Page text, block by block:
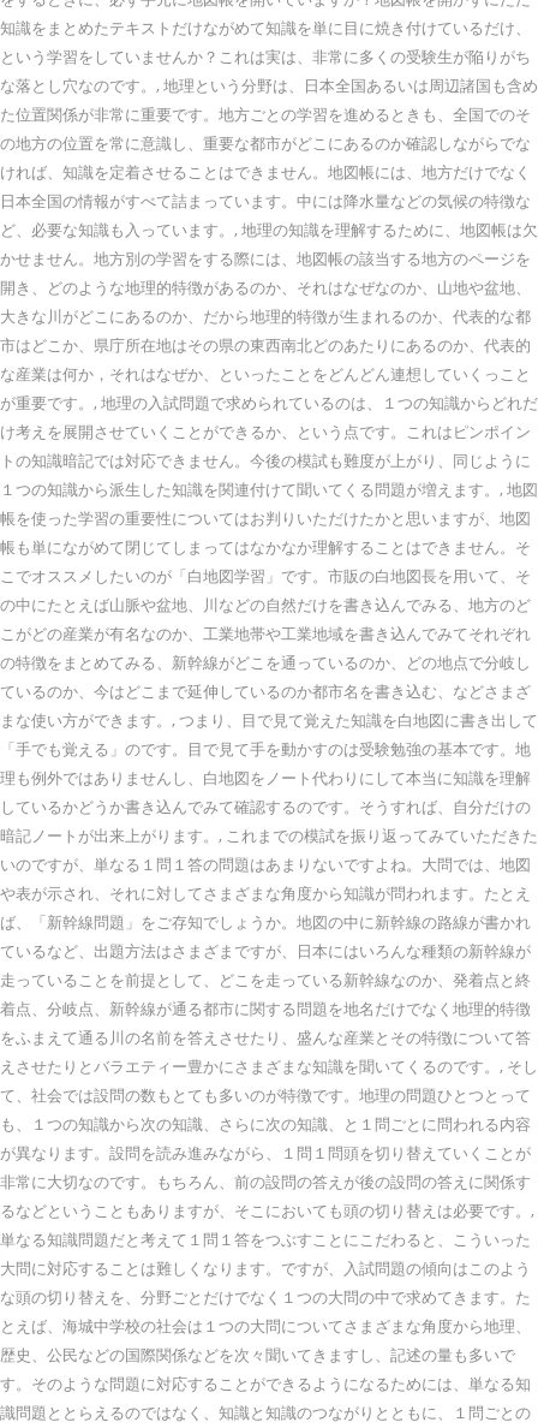
知識をまとめたテキストだけながめて知識を単に目に焼き付けているだけ、
という学習をしていませんか？これは実は、非常に多くの受験生が陥りがち
な落とし穴なのです。, 地理という分野は、日本全国あるいは周辺諸国も含め
た位置関係が非常に重要です。地方ごとの学習を進めるときも、全国でのそ
の地方の位置を常に意識し、重要な都市がどこにあるのか確認しながらでな
ければ、知識を定着させることはできません。地図帳には、地方だけでなく
日本全国の情報がすべて詰まっています。中には降水量などの気候の特徴な
ど、必要な知識も入っています。, 地理の知識を理解するために、地図帳は欠
かせません。地方別の学習をする際には、地図帳の該当する地方のページを
開き、どのような地理的特徴があるのか、それはなぜなのか、山地や盆地、
大きな川がどこにあるのか、だから地理的特徴が生まれるのか、代表的な都
市はどこか、県庁所在地はその県の東西南北どのあたりにあるのか、代表的
な産業は何か，それはなぜか、といったことをどんどん連想していくっこと
が重要です。, 地理の入試問題で求められているのは、１つの知識からどれだ
け考えを展開させていくことができるか、という点です。これはピンポイン
トの知識暗記では対応できません。今後の模試も難度が上がり、同じように
１つの知識から派生した知識を関連付けて聞いてくる問題が増えます。, 地図
帳を使った学習の重要性についてはお判りいただけたかと思いますが、地図
帳も単にながめて閉じてしまってはなかなか理解することはできません。そ
こでオススメしたいのが「白地図学習」です。市販の白地図長を用いて、そ
の中にたとえば山脈や盆地、川などの自然だけを書き込んでみる、地方のど
こがどの産業が有名なのか、工業地帯や工業地域を書き込んでみてそれぞれ
の特徴をまとめてみる、新幹線がどこを通っているのか、どの地点で分岐し
ているのか、今はどこまで延伸しているのか都市名を書き込む、などさまざ
まな使い方ができます。, つまり、目で見て覚えた知識を白地図に書き出して
「手でも覚える」のです。目で見て手を動かすのは受験勉強の基本です。地
理も例外ではありませんし、白地図をノート代わりにして本当に知識を理解
しているかどうか書き込んでみて確認するのです。そうすれば、自分だけの
暗記ノートが出来上がります。, これまでの模試を振り返ってみていただきた
いのですが、単なる１問１答の問題はあまりないですよね。大問では、地図
や表が示され、それに対してさまざまな角度から知識が問われます。たとえ
ば、「新幹線問題」をご存知でしょうか。地図の中に新幹線の路線が書かれ
ているなど、出題方法はさまざまですが、日本にはいろんな種類の新幹線が
走っていることを前提として、どこを走っている新幹線なのか、発着点と終
着点、分岐点、新幹線が通る都市に関する問題を地名だけでなく地理的特徴
をふまえて通る川の名前を答えさせたり、盛んな産業とその特徴について答
えさせたりとバラエティー豊かにさまざまな知識を聞いてくるのです。, そし
て、社会では設問の数もとても多いのが特徴です。地理の問題ひとつとって
も、１つの知識から次の知識、さらに次の知識、と１問ごとに問われる内容
が異なります。設問を読み進みながら、１問１問頭を切り替えていくことが
非常に大切なのです。もちろん、前の設問の答えが後の設問の答えに関係す
るなどということもありますが、そこにおいても頭の切り替えは必要です。,
単なる知識問題だと考えて１問１答をつぶすことにこだわると、こういった
大問に対応することは難しくなります。ですが、入試問題の傾向はこのよう
な頭の切り替えを、分野ごとだけでなく１つの大問の中で求めてきます。た
とえば、海城中学校の社会は１つの大問についてさまざまな角度から地理、
歴史、公民などの国際関係などを次々聞いてきますし、記述の量も多いで
す。そのような問題に対応することができるようになるためには、単なる知
識問題ととらえるのではなく、知識と知識のつながりとともに、１問ごとの